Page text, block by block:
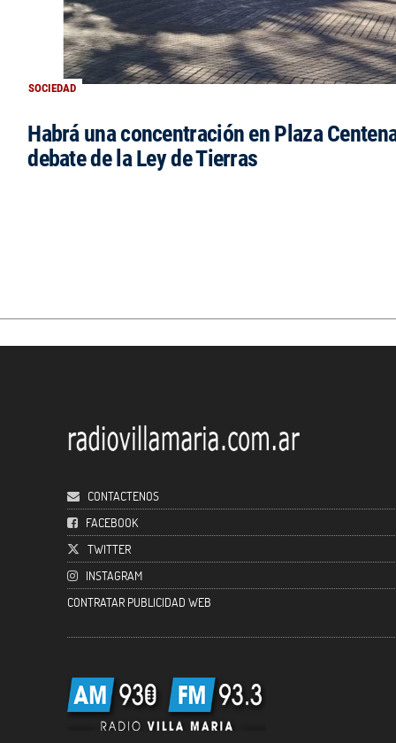
SOCIEDAD
Habrá una concentración en Plaza
debate de la Ley de Tierras
CONTACTENOS
FACEBOOK
TWITTER
INSTAGRAM
CONTRATAR PUBLICIDAD WEB